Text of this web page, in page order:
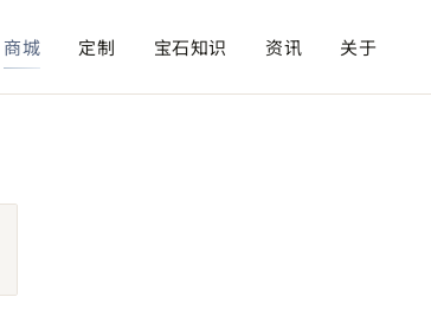
商城 定制 宝石知识 资讯 关于